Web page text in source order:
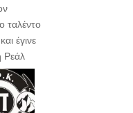
ταλέντο
έγινε
Ρεάλ